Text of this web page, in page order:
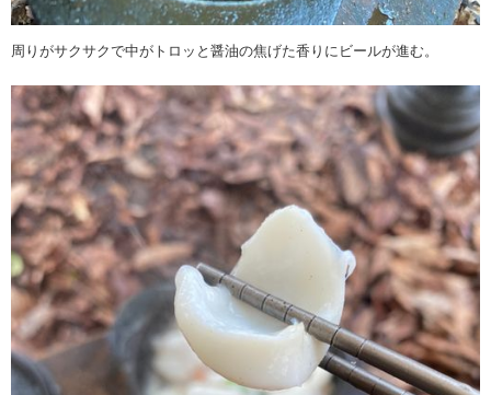
周りがサクサクで中がトロッと醤油の焦げた香りにビールが進む。